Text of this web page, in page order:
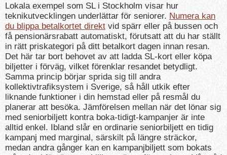
Lokala exempel som SL i Stockholm visar hur
teknikutvecklingen underlättar för seniorer. Numera kan
du blippa betalkortet direkt vid spärr eller på bussen och
få pensionärsrabatt automatiskt, förutsatt att du har ställt
in rätt priskategori på ditt betalkort dagen innan resan.
Det här tar bort behovet av att ladda SL-kort eller köpa
biljetter i förväg, vilket förenklar resandet betydligt.
Samma princip börjar sprida sig till andra
kollektivtrafiksystem i Sverige, så håll utkik efter
liknande funktioner i din hemstad eller på resmål du
planerar att besöka. Jämförelsen mellan när det lönar sig
med seniorbiljett kontra boka-tidigt-kampanjer är inte
alltid enkel. Ibland slår en ordinarie seniorbiljett en tidig
kampanj med marginal, särskilt på längre sträckor,
medan andra gånger kan en kampanjbiljett som bokats